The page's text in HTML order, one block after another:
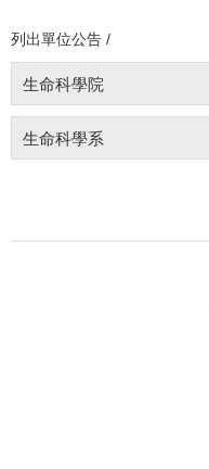
列出單位公告 /
生命科學院
生命科學系